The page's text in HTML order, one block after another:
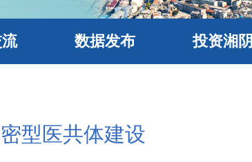
数据发布 投资湘阴
型医共体建设